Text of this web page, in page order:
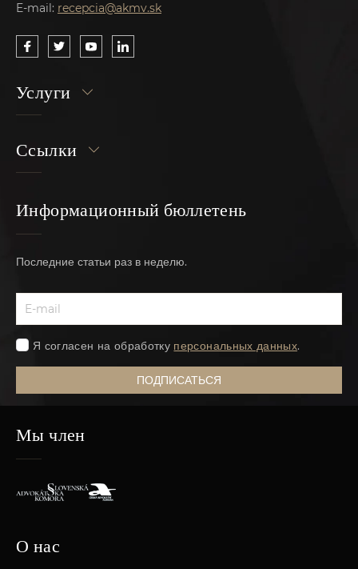
E-mail: recepcia@akmv.sk
Услуги
Ссылки
Информационный бюллетень
Последние статьи раз в неделю.
Я согласен на обработку персональных данных.
ПОДПИСАТЬСЯ
Мы член
О нас